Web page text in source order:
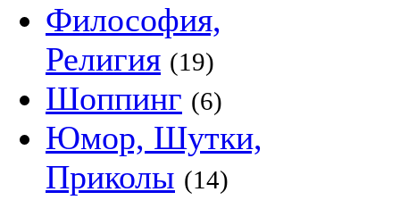
Философия,
Религия (19)
Шоппинг (6)
Юмор, Шутки,
Приколы (14)